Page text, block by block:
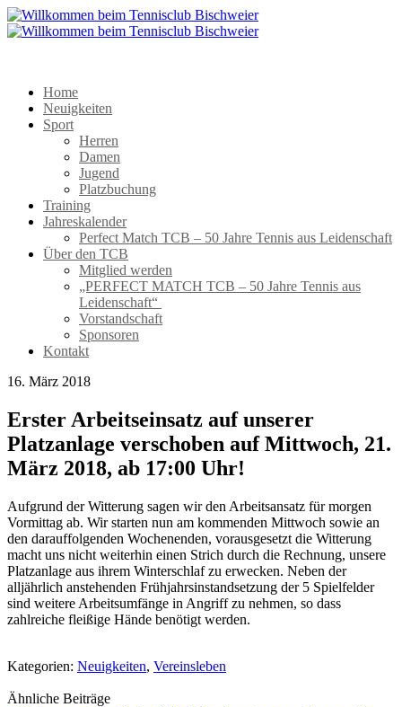
Home
Neuigkeiten
Sport
Herren
Damen
Jugend
Platzbuchung
Training
Jahreskalender
Perfect Match TCB – 50 Jahre Tennis aus Leidenschaft
Über den TCB
Mitglied werden
„PERFECT MATCH TCB – 50 Jahre Tennis aus
Leidenschaft“
Vorstandschaft
Sponsoren
Kontakt
16. März 2018
Erster Arbeitseinsatz auf unserer
Platzanlage verschoben auf Mittwoch, 21.
März 2018, ab 17:00 Uhr!
Aufgrund der Witterung sagen wir den Arbeitsansatz für morgen
Vormittag ab. Wir starten nun am kommenden Mittwoch sowie an
den darauffolgenden Wochenenden, vorausgesetzt die Witterung
macht uns nicht weiterhin einen Strich durch die Rechnung, unsere
Platzanlage aus ihrem Winterschlaf zu erwecken. Neben der
alljährlich anstehenden Frühjahrsinstandsetzung der 5 Spielfelder
sind weitere Arbeitsumfänge in Angriff zu nehmen, so dass
zahlreiche fleißige Hände benötigt werden.
Kategorien: Neuigkeiten, Vereinsleben
Ähnliche Beiträge